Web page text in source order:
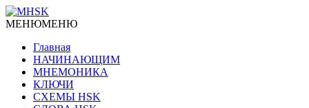
МЕНЮМЕНЮ
Главная
НАЧИНАЮЩИМ
МНЕМОНИКА
КЛЮЧИ
СХЕМЫ HSK